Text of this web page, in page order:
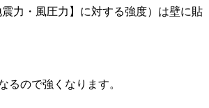
力・風圧力】に対する強度）は壁に貼
ので強くなります。